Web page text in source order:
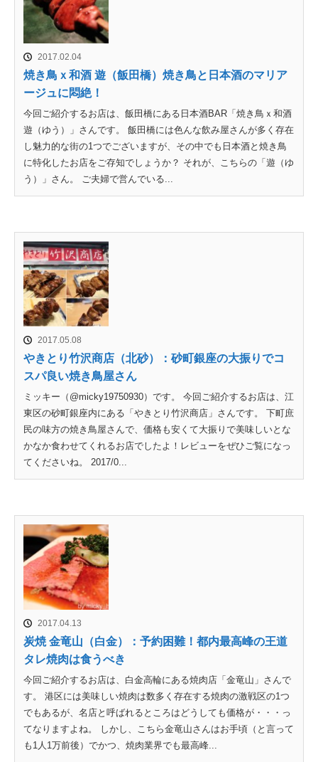
2017.02.04
焼き鳥ｘ和酒 遊（飯田橋）焼き鳥と日本酒のマリア
ージュに悶絶！
今回ご紹介するお店は、飯田橋にある日本酒BAR「焼き鳥ｘ和酒
遊（ゆう）」さんです。 飯田橋には色んな飲み屋さんが多く存在
し魅力的な街の1つでございますが、その中でも日本酒と焼き鳥
に特化したお店をご存知でしょうか？ それが、こちらの「遊（ゆ
う）」さん。 ご夫婦で営んでいる...
2017.05.08
やきとり竹沢商店（北砂）：砂町銀座の大振りでコ
スパ良い焼き鳥屋さん
ミッキー（@micky19750930）です。 今回ご紹介するお店は、江
東区の砂町銀座内にある「やきとり竹沢商店」さんです。 下町庶
民の味方の焼き鳥屋さんで、価格も安くて大振りで美味しいとな
かなか食わせてくれるお店でしたよ！レビューをぜひご覧になっ
てくださいね。 2017/0...
2017.04.13
炭焼 金竜山（白金）：予約困難！都内最高峰の王道
タレ焼肉は食うべき
今回ご紹介するお店は、白金高輪にある焼肉店「金竜山」さんで
す。 港区には美味しい焼肉は数多く存在する焼肉の激戦区の1つ
でもあるが、名店と呼ばれるところはどうしても価格が・・・っ
てなりますよね。 しかし、こちら金竜山さんはお手頃（と言って
も1人1万前後）でかつ、焼肉業界でも最高峰...